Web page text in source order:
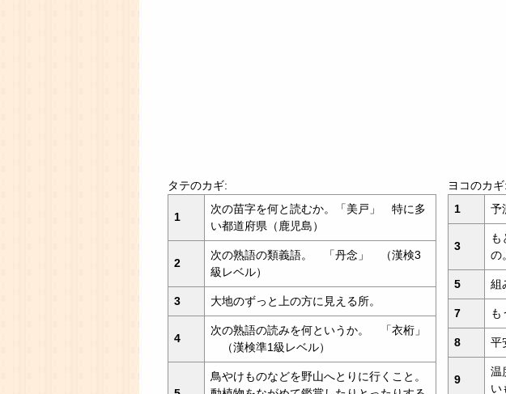
タテのカギ:
1
次の苗字を何と読むか。「美戸」 特に多
い都道府県（鹿児島）
2
次の熟語の類義語。 「丹念」 （漢検3
級レベル）
3 大地のずっと上の方に見える所。
4
次の熟語の読みを何というか。 「衣桁」
（漢検準1級レベル）
鳥やけものなどを野山へとりに行くこと。
ヨコのカギ:
1
予
3
も
の
5 組
7 も
8 平
9
温
い